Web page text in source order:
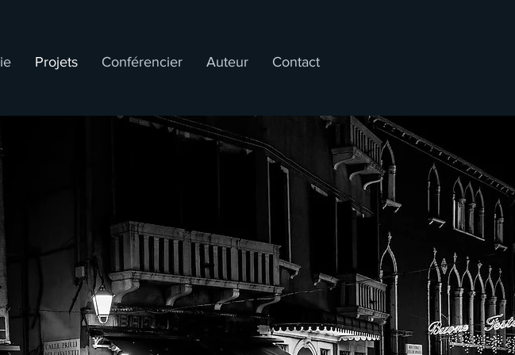
Projets Conférencier Auteur Contact